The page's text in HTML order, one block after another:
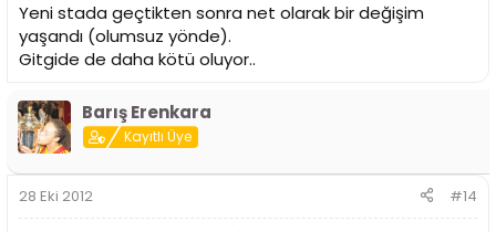
Yeni stada geçtikten sonra net olarak bir değişim
yaşandı (olumsuz yönde).
Gitgide de daha kötü oluyor..
Barış Erenkara
Kayıtlı Üye
28 Eki 2012 #14